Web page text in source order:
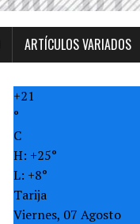
ARTÍCULOS VARIADOS
+21
°
C
H: +25°
L: +8°
Tarija
Viernes, 07 Agosto